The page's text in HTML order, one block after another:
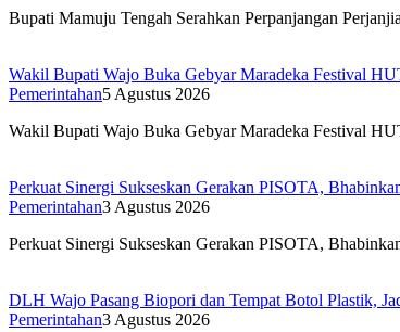
Bupati Mamuju Tengah Serahkan Perpanjangan
Wakil Bupati Wajo Buka Gebyar Maradeka Festival
Pemerintahan5 Agustus 2026
Wakil Bupati Wajo Buka Gebyar Maradeka Festival
Perkuat Sinergi Sukseskan Gerakan PISOTA,
Pemerintahan3 Agustus 2026
Perkuat Sinergi Sukseskan Gerakan PISOTA,
DLH Wajo Pasang Biopori dan Tempat Botol Plastik,
Pemerintahan3 Agustus 2026